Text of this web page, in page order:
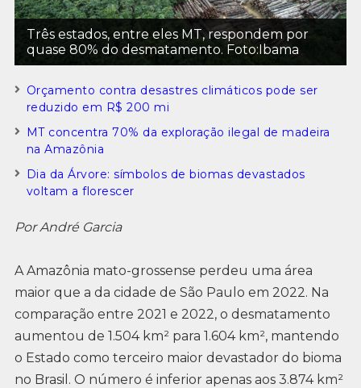
Três estados, entre eles MT, respondem por
quase 80% do desmatamento. Foto:Ibama
Orçamento contra desastres climáticos pode ser
reduzido em R$ 200 mi
MT concentra 70% da exploração ilegal de madeira
na Amazônia
Dia da Árvore: símbolos de biomas devastados
voltam a florescer
Por André Garcia
A Amazônia mato-grossense perdeu uma área
maior que a da cidade de São Paulo em 2022. Na
comparação entre 2021 e 2022, o desmatamento
aumentou de 1.504 km² para 1.604 km², mantendo
o Estado como terceiro maior devastador do bioma
no Brasil. O número é inferior apenas aos 3.874 km²